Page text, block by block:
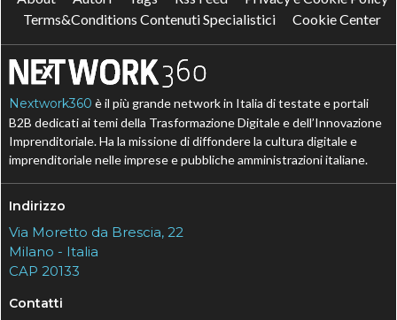
Terms&Conditions Contenuti Specialistici
Cookie Center
Nextwork360 è il più grande network in Italia di testate e portali
B2B dedicati ai temi della Trasformazione Digitale e dell’Innovazione
Imprenditoriale. Ha la missione di diffondere la cultura digitale e
imprenditoriale nelle imprese e pubbliche amministrazioni italiane.
Indirizzo
Via Moretto da Brescia, 22
Milano - Italia
CAP 20133
Contatti